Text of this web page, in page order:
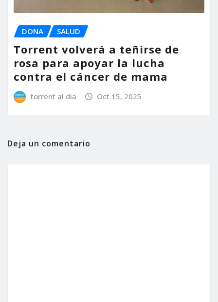
DONA SALUD
Torrent volverá a teñirse de
rosa para apoyar la lucha
contra el cáncer de mama
torrent al dia Oct 15, 2025
Deja un comentario